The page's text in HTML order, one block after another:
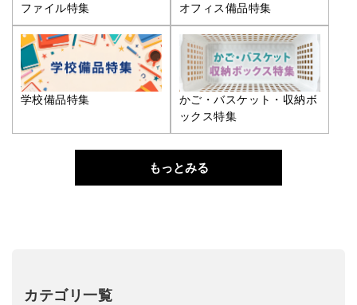
ファイル特集 オフィス備品特集
学校備品特集
かご・バスケット・収納ボ
ックス特集
もっとみる
カテゴリ一覧